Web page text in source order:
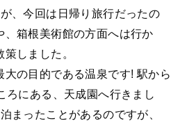
、今回は日帰り旅行だったの
、箱根美術館の方面へは行か
しました。
大の目的である温泉です! 駅から
ろにある、天成園へ行きまし
まったことがあるのですが、